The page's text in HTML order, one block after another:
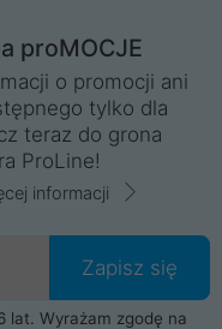
proMOCJE
o promocji ani
tylko dla
teraz do grona
ProLine!
informacji
Zapisz się
lat. Wyrażam zgodę na